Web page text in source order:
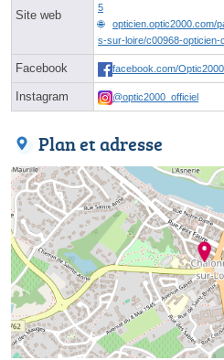
Site web
5
opticien.optic2000.com/
s-sur-loire/c00968-
Facebook facebook.com/
Instagram @optic2000_officiel
Plan et adresse